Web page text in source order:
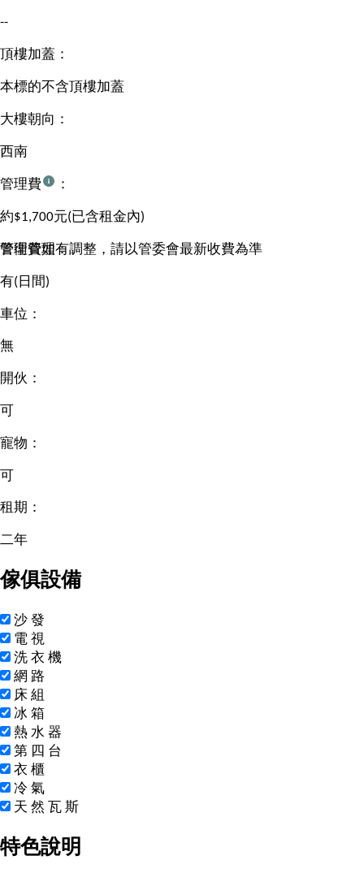
--
頂樓加蓋：
本標的不含頂樓加蓋
大樓朝向：
西南
管理費 ：
約$1,700元(已含租金內)
管理費如有調整，請以管委會最新收費為準
警衛管理：
有(日間)
車位：
無
開伙：
可
寵物：
可
租期：
二年
傢俱設備
沙 發
電 視
洗 衣 機
網 路
床 組
冰 箱
熱 水 器
第 四 台
衣 櫃
冷 氣
天 然 瓦 斯
特色說明